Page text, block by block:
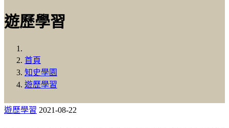
遊歷學習
首頁
知史學園
遊歷學習
遊歷學習 2021-08-22